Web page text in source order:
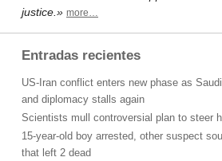
justice.» more…
Entradas recientes
US-Iran conflict enters new phase as
and diplomacy stalls again
Scientists mull controversial plan to steer
15-year-old boy arrested, other suspect
that left 2 dead